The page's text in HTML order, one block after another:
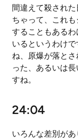
間違えて殺され
ちゃって、これ
することもある
いるというわけ
ね、原爆が落と
った、あるいは
すね。
24:04
いろんな差別が